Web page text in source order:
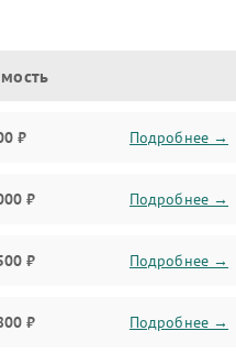
₽ Подробнее →
₽ Подробнее →
₽ Подробнее →
₽ Подробнее →